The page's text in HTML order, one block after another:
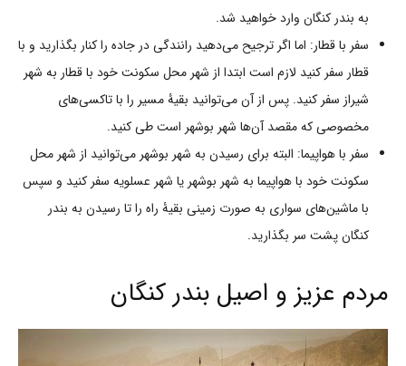
به بندر کنگان وارد خواهید شد.
سفر با قطار: اما اگر ترجیح می‌دهید رانندگی در جاده را کنار بگذارید و با
قطار سفر کنید لازم است ابتدا از شهر محل سکونت خود با قطار به شهر
شیراز سفر کنید. پس از آن می‌توانید بقیۀ مسیر را با تاکسی‌های
مخصوصی که مقصد آن‌ها شهر بوشهر است طی کنید.
سفر با هواپیما: البته برای رسیدن به شهر بوشهر می‌توانید از شهر محل
سکونت خود با هواپیما به شهر بوشهر یا شهر عسلویه سفر کنید و سپس
با ماشین‌های سواری به صورت زمینی بقیۀ راه را تا رسیدن به بندر
کنگان پشت سر بگذارید.
مردم عزیز و اصیل بندر کنگان